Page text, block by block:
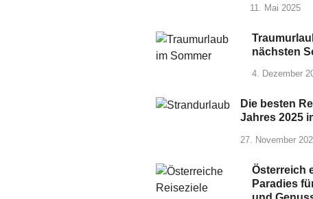
11. Mai 2025
nächsten
4. Dezember
Die besten
Jahres 2025
27. November
Österreich
Paradies